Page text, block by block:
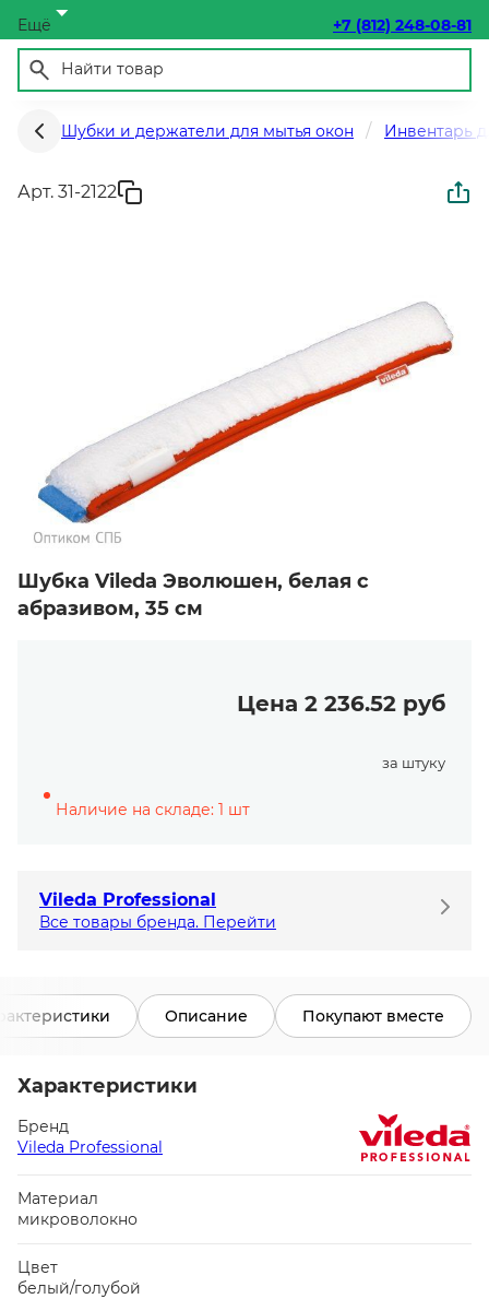
Ещё +7 (812) 248-08-81
Шубки и держатели для мытья окон Инвентарь
Арт. 31-2122
Шубка Vileda Эволюшен, белая с
абразивом, 35 см
Цена 2 236.52 руб
за штуку
Наличие на складе: 1 шт
Vileda Professional
Все товары бренда. Перейти
Описание Покупают вместе
Характеристики
Бренд
Vileda Professional
Материал
микроволокно
Цвет
белый/голубой